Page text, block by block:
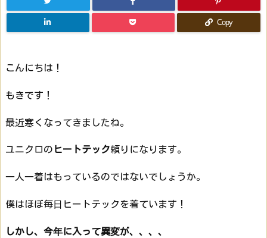
Copy
こんにちは！
もきです！
最近寒くなってきましたね。
ユニクロのヒートテック頼りになります。
一人一着はもっているのではないでしょうか。
僕はほぼ毎日ヒートテックを着ています！
しかし、今年に入って異変が、、、、